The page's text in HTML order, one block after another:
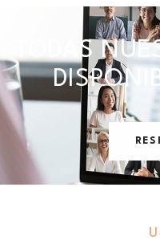
TODAS